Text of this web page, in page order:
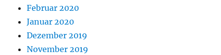
Februar 2020
Januar 2020
Dezember 2019
November 2019